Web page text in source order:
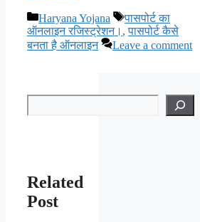
Categories
Haryana Yojana Tags
पासपोर्ट का
ऑनलाइन रजिस्ट्रेशन। ,पासपोर्ट कैसे
बनता है ऑनलाइन
Leave a comment
Search
Related
Post